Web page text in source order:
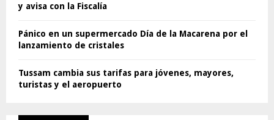
y avisa con la Fiscalía
Pánico en un supermercado Día de la Macarena por el
lanzamiento de cristales
Tussam cambia sus tarifas para jóvenes, mayores,
turistas y el aeropuerto